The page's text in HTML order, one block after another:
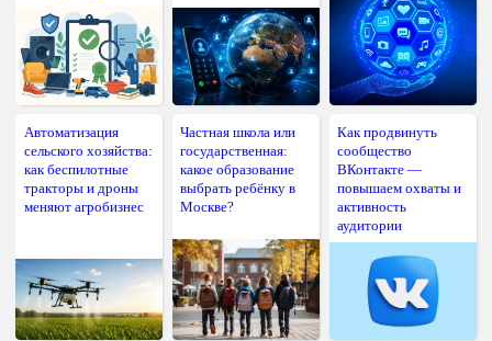
Автоматизация
сельского хозяйства:
как беспилотные
тракторы и дроны
меняют агробизнес
Частная школа или
государственная:
какое образование
выбрать ребёнку в
Москве?
Как продвинуть
сообщество
ВКонтакте —
повышаем охваты и
активность
аудитории